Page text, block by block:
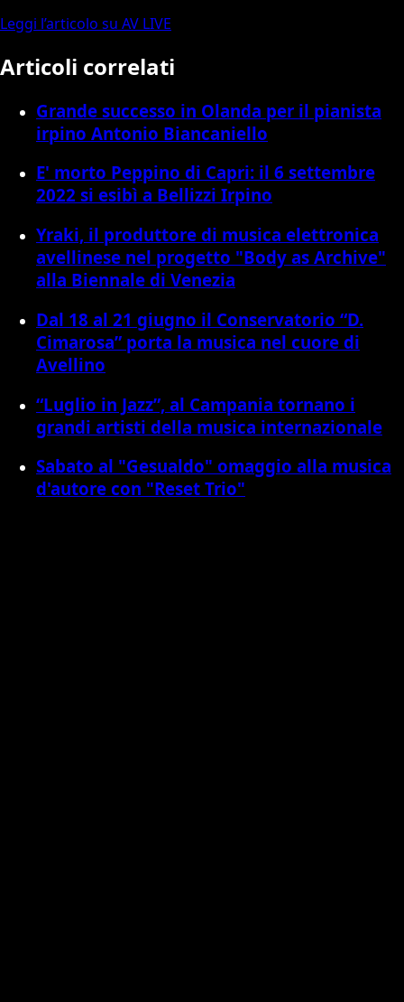
Leggi l’articolo su AV LIVE
Articoli correlati
Grande successo in Olanda per il pianista
irpino Antonio Biancaniello
E' morto Peppino di Capri: il 6 settembre
2022 si esibì a Bellizzi Irpino
Yraki, il produttore di musica elettronica
avellinese nel progetto "Body as Archive"
alla Biennale di Venezia
Dal 18 al 21 giugno il Conservatorio “D.
Cimarosa” porta la musica nel cuore di
Avellino
“Luglio in Jazz”, al Campania tornano i
grandi artisti della musica internazionale
Sabato al "Gesualdo" omaggio alla musica
d'autore con "Reset Trio"